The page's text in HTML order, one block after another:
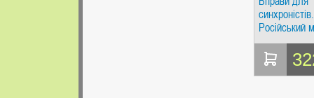
синхроністів.
Російський
перекладу з
англійської
російську.